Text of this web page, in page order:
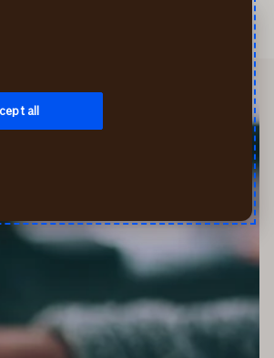
all